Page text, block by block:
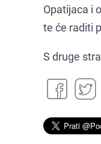
Opatijaca i
te će raditi
S druge